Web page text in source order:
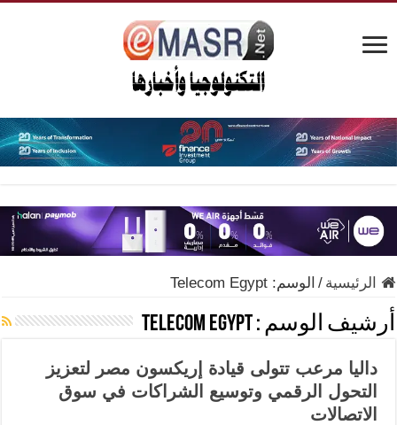
الرئيسية / الوسم:Telecom Egypt
أرشيف الوسم :Telecom Egypt
داليا مرعب تتولى قيادة إريكسون مصر لتعزيز
التحول الرقمي وتوسيع الشراكات في سوق
الاتصالات